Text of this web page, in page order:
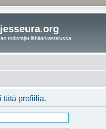
todistajat lähitarkastelussa
tätä profiilia.